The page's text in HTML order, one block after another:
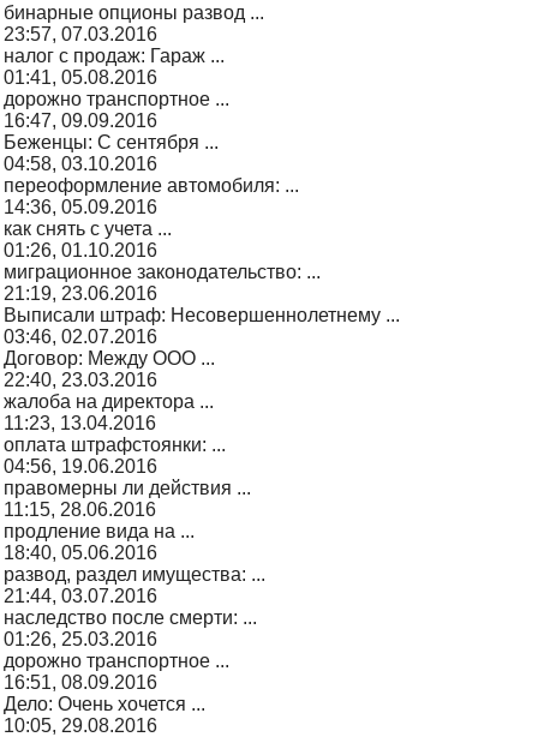
бинарные опционы развод ...
23:57, 07.03.2016
налог с продаж: Гараж ...
01:41, 05.08.2016
дорожно транспортное ...
16:47, 09.09.2016
Беженцы: С сентября ...
04:58, 03.10.2016
переоформление автомобиля: ...
14:36, 05.09.2016
как снять с учета ...
01:26, 01.10.2016
миграционное законодательство: ...
21:19, 23.06.2016
Выписали штраф: Несовершеннолетнему ...
03:46, 02.07.2016
Договор: Между ООО ...
22:40, 23.03.2016
жалоба на директора ...
11:23, 13.04.2016
оплата штрафстоянки: ...
04:56, 19.06.2016
правомерны ли действия ...
11:15, 28.06.2016
продление вида на ...
18:40, 05.06.2016
развод, раздел имущества: ...
21:44, 03.07.2016
наследство после смерти: ...
01:26, 25.03.2016
дорожно транспортное ...
16:51, 08.09.2016
Дело: Очень хочется ...
10:05, 29.08.2016